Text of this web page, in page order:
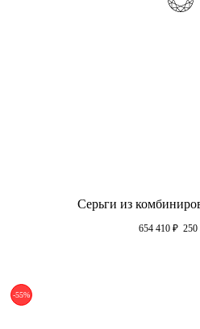
Серьги из
654 410 ₽ 250
-55%